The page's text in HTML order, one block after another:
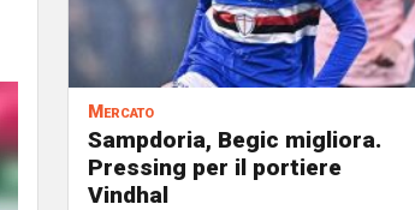
Mercato
Sampdoria, Begic migliora.
Pressing per il portiere
Vindhal